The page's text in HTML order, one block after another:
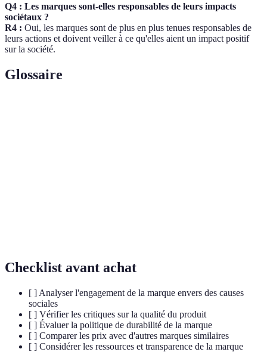
Q4 : Les marques sont-elles responsables de leurs impacts
sociétaux ?
R4 : Oui, les marques sont de plus en plus tenues responsables de
leurs actions et doivent veiller à ce qu'elles aient un impact positif
sur la société.
Glossaire
Checklist avant achat
[ ] Analyser l'engagement de la marque envers des causes
sociales
[ ] Vérifier les critiques sur la qualité du produit
[ ] Évaluer la politique de durabilité de la marque
[ ] Comparer les prix avec d'autres marques similaires
[ ] Considérer les ressources et transparence de la marque